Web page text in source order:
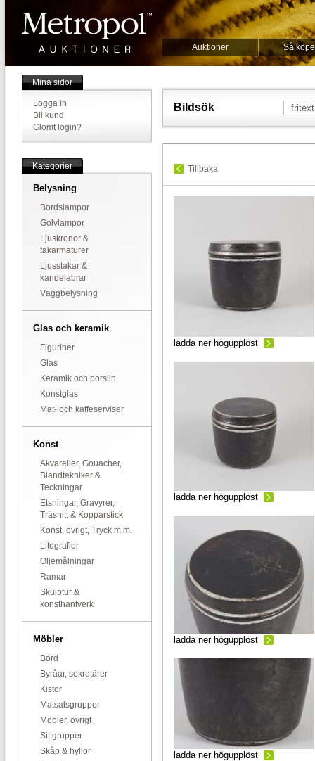
Auktioner Så
Mina sidor
Logga in
Bli kund
Glömt login?
Kategorier
Belysning
Bordslampor
Golvlampor
Ljuskronor &
takarmaturer
Ljusstakar &
kandelabrar
Väggbelysning
Glas och keramik
Figuriner
Glas
Keramik och porslin
Konstglas
Mat- och kaffeserviser
Konst
Akvareller, Gouacher,
Blandtekniker &
Teckningar
Etsningar, Gravyrer,
Träsnitt & Kopparstick
Konst, övrigt, Tryck m.m.
Litografier
Oljemålningar
Ramar
Skulptur &
konsthantverk
Möbler
Bord
Byråar, sekretärer
Kistor
Matsalsgrupper
Möbler, övrigt
Sittgrupper
Skåp & hyllor
Bildsök
Tillbaka
ladda ner högupplöst
ladda ner högupplöst
ladda ner högupplöst
ladda ner högupplöst